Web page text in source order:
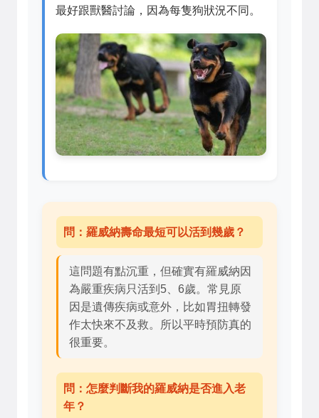
最好跟獸醫討論，因為每隻狗狀況不同。
問：羅威納壽命最短可以活到幾歲？
這問題有點沉重，但確實有羅威納因
為嚴重疾病只活到5、6歲。常見原
因是遺傳疾病或意外，比如胃扭轉發
作太快來不及救。所以平時預防真的
很重要。
問：怎麼判斷我的羅威納是否進入老
年？